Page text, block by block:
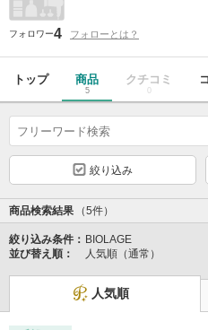
フォロワー4 フォローとは？
トップ 商品
5
クチコミ
0
絞り込み
商品検索結果 （5件）
絞り込み条件： BIOLAGE
並び替え順：
人気順（通常）
人気順